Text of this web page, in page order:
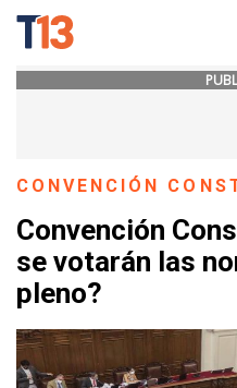
CONVENCIÓN
Convención
se votarán las
pleno?